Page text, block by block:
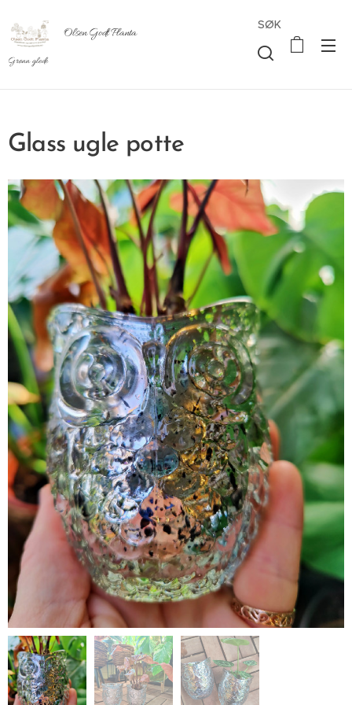
Olsen Godt Planta
Grønn glede
SØK
Glass ugle potte